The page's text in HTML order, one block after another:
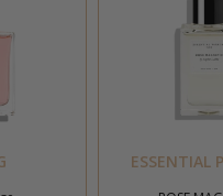
ESSENTIAL